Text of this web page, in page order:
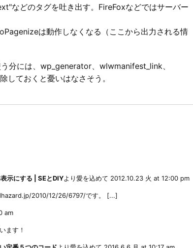
などのタグを吐き出す。FireFoxなどではサーバー
は動作しなくなる（ここから出力される情
分には、wp_generator、wlwmanifest_link、
ておくと憂いはなさそう。
示にする | SEとDIYより愛を込めて 2012.10.23 火 at 12:00 pm
2010/12/26/6797/です。 [...]
am
ます！